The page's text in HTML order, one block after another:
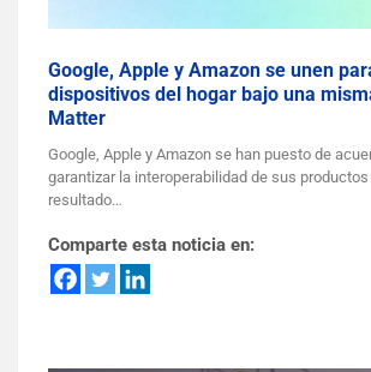
Google, Apple y Amazon se unen
dispositivos del hogar bajo una
Matter
Google, Apple y Amazon se han puesto de
garantizar la interoperabilidad de sus productos
resultado…
Comparte esta noticia en: